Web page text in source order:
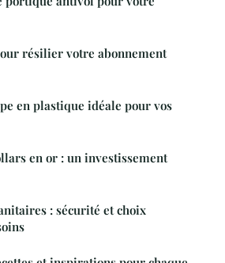
résilier votre abonnement
en plastique idéale pour vos
en or : un investissement
: sécurité et choix